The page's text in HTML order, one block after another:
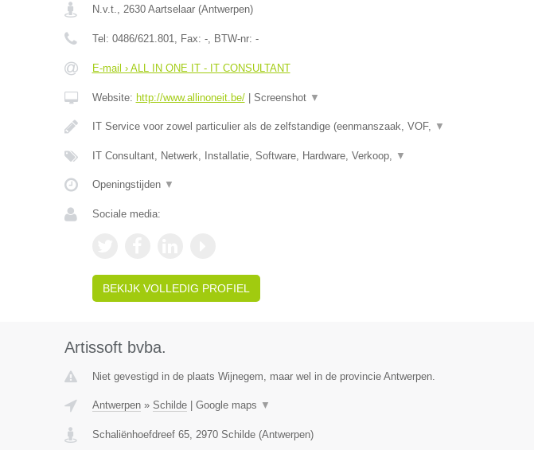
N.v.t., 2630 Aartselaar(Antwerpen)
Tel: 0486/621.801, Fax: -, BTW-nr: -
E-mail › ALL IN ONE IT - IT CONSULTANT
Website: http://www.allinoneit.be/| Screenshot ▼
IT Service voor zowel particulier als de zelfstandige (eenmanszaak, VOF, ▼
IT Consultant, Netwerk, Installatie, Software, Hardware, Verkoop, ▼
Openingstijden ▼
Sociale media:
BEKIJK VOLLEDIG PROFIEL
Artissoft bvba.
Niet gevestigd in de plaats Wijnegem, maar wel in de provincie Antwerpen.
Antwerpen» Schilde| Google maps ▼
Schaliënhoefdreef 65, 2970 Schilde(Antwerpen)